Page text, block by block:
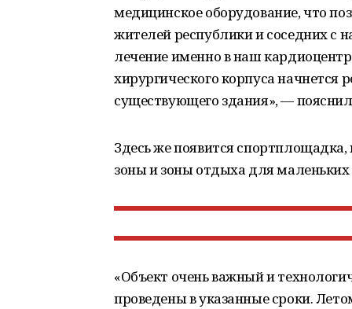
медицинское оборудование, что
жителей республики и соседних с
лечение именно в наш
хирургического корпуса начнется
существующего здания», —
Здесь же появится
зоны и зоны отдыха для
«Объект очень важный и
проведены в указанные сроки.